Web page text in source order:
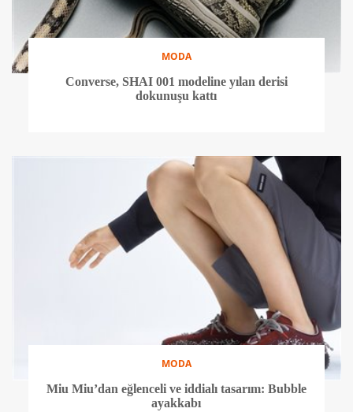
MODA
Converse, SHAI 001 modeline yılan derisi
dokunuşu kattı
MODA
Miu Miu’dan eğlenceli ve iddialı tasarım: Bubble
ayakkabı